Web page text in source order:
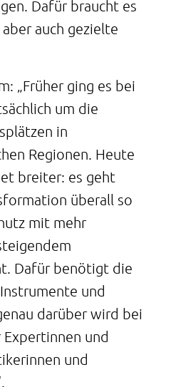
Dafür braucht es
auch gezielte
„Früher ging es bei
um die
in
Regionen. Heute
breiter: es geht
überall so
mit mehr
Dafür benötigt die
und
darüber wird bei
und
und